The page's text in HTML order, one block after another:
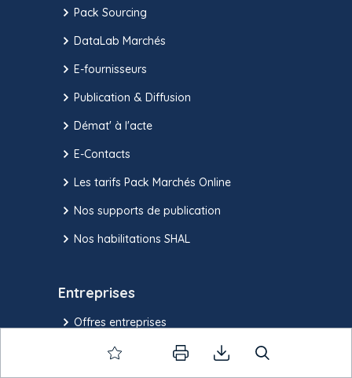
Pack Sourcing
DataLab Marchés
E-fournisseurs
Publication & Diffusion
Démat' à l'acte
E-Contacts
Les tarifs Pack Marchés Online
Nos supports de publication
Nos habilitations SHAL
Entreprises
Offres entreprises
Nos sources d'informations